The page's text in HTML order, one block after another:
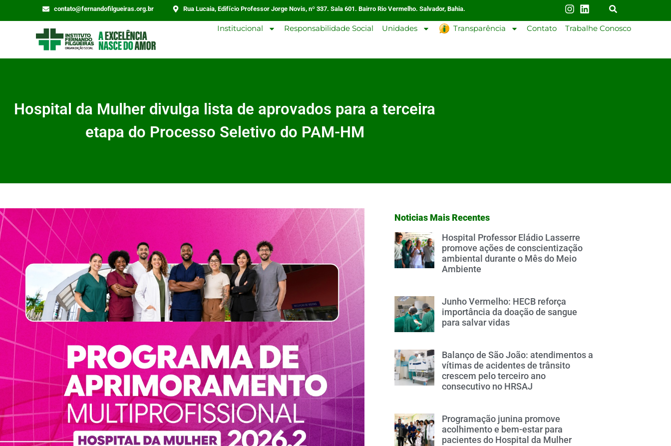
contato@fernandofilgueiras.org.br Rua Lucaia, Edifício Professor Jorge Novis, nº 337. Sala 601. Bairro Rio Vermelho. Salvador, Bahia.
Institucional Responsabilidade Social Unidades Transparência Contato Trabalhe Conosco
Hospital da Mulher divulga lista de aprovados para a terceira
etapa do Processo Seletivo do PAM-HM
Noticias Mais Recentes
Hospital Professor Eládio Lasserre
promove ações de conscientização
ambiental durante o Mês do Meio
Ambiente
Junho Vermelho: HECB reforça
importância da doação de sangue
para salvar vidas
Balanço de São João: atendimentos a
vítimas de acidentes de trânsito
crescem pelo terceiro ano
consecutivo no HRSAJ
Programação junina promove
acolhimento e bem-estar para
pacientes do Hospital da Mulher